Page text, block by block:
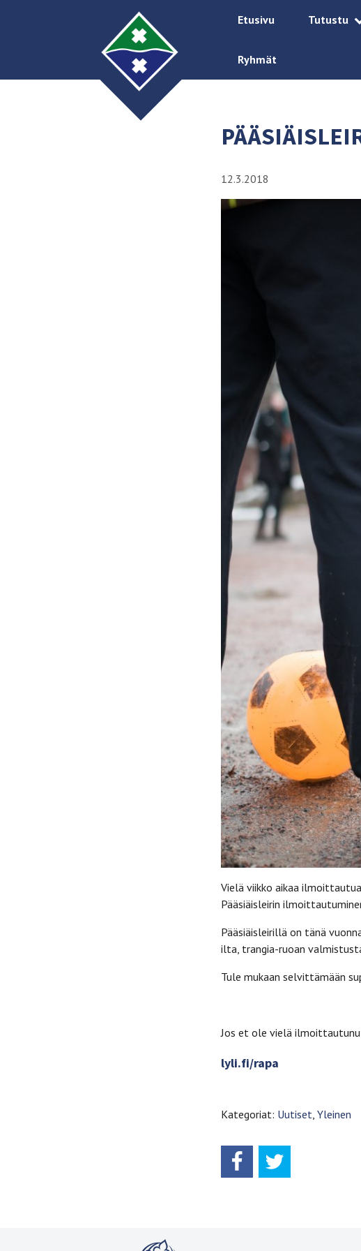
Etusivu Tutustu
Ryhmät
12.3.2018
Vielä viikko aikaa
Pääsiäisleirin
Pääsiäisleirillä on tänä
ilta, trangia-ruoan
Tule mukaan selvittämään
Jos et ole vielä
lyli.fi/rapa
Kategoriat: Uutiset, Yleinen